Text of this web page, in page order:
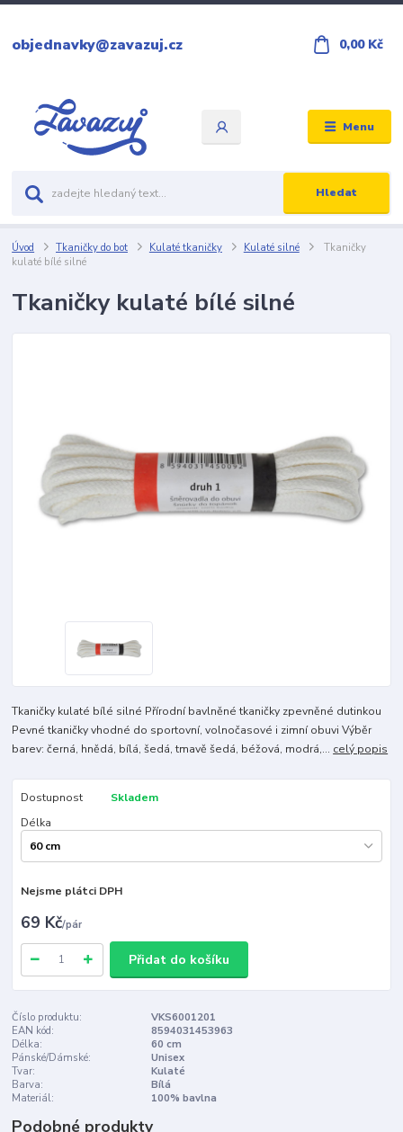
Menu
Hledat
objednavky@zavazuj.cz 0,00 Kč
Úvod Tkaničky do bot Kulaté tkaničky Kulaté silné
Tkaničky
kulaté bílé silné
Tkaničky kulaté bílé silné
Tkaničky kulaté bílé silné Přírodní bavlněné tkaničky zpevněné dutinkou
Pevné tkaničky vhodné do sportovní, volnočasové i zimní obuvi Výběr
barev: černá, hnědá, bílá, šedá, tmavě šedá, béžová, modrá,... celý popis
Dostupnost
Skladem
Délka
Nejsme plátci DPH
69 Kč/pár
Přidat do košíku
Číslo produktu:
VKS6001201
EAN kód:
8594031453963
Délka:
60 cm
Pánské/Dámské:
Unisex
Tvar:
Kulaté
Barva:
Bílá
Materiál:
100% bavlna
Podobné produkty